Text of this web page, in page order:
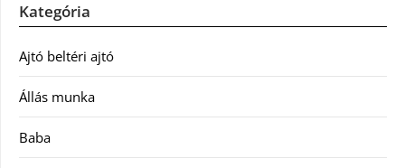
Kategória
Ajtó beltéri ajtó
Állás munka
Baba